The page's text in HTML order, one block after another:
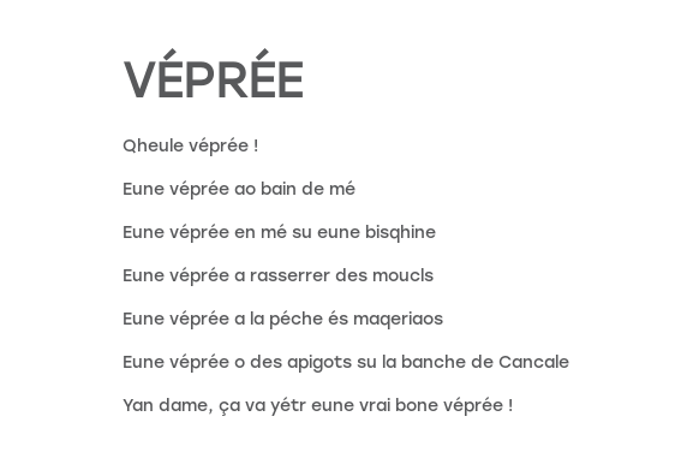
VÉPRÉE
Qheule véprée !
Eune véprée ao bain de mé
Eune véprée en mé su eune bisqhine
Eune véprée a rasserrer des moucls
Eune véprée a la péche és maqeriaos
Eune véprée o des apigots su la banche de Cancale
Yan dame, ça va yétr eune vrai bone véprée !